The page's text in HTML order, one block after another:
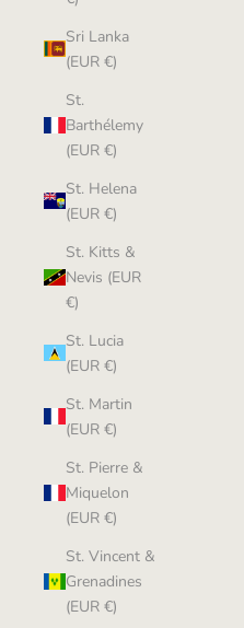
Sri Lanka
(EUR €)
St.
Barthélemy
(EUR €)
St. Helena
(EUR €)
St. Kitts &
Nevis (EUR
€)
St. Lucia
(EUR €)
St. Martin
(EUR €)
St. Pierre &
Miquelon
(EUR €)
St. Vincent &
Grenadines
(EUR €)